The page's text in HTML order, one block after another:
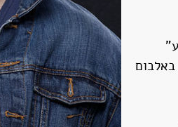
מגיע"
הסולו של יוסי בבליקי "הגברת עם היהלומים" (2004) ו"האגרוף" (2011), באלבום